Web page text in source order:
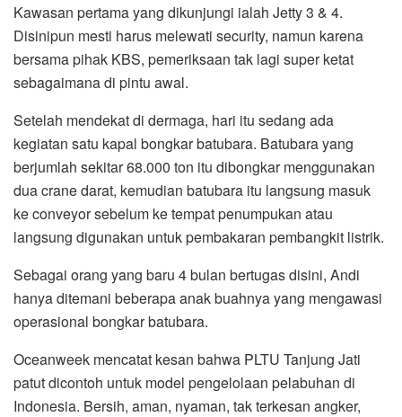
Kawasan pertama yang dikunjungi ialah Jetty 3 & 4.
Disinipun mesti harus melewati security, namun karena
bersama pihak KBS, pemeriksaan tak lagi super ketat
sebagaimana di pintu awal.
Setelah mendekat di dermaga, hari itu sedang ada
kegiatan satu kapal bongkar batubara. Batubara yang
berjumlah sekitar 68.000 ton itu dibongkar menggunakan
dua crane darat, kemudian batubara itu langsung masuk
ke conveyor sebelum ke tempat penumpukan atau
langsung digunakan untuk pembakaran pembangkit listrik.
Sebagai orang yang baru 4 bulan bertugas disini, Andi
hanya ditemani beberapa anak buahnya yang mengawasi
operasional bongkar batubara.
Oceanweek mencatat kesan bahwa PLTU Tanjung Jati
patut dicontoh untuk model pengelolaan pelabuhan di
Indonesia. Bersih, aman, nyaman, tak terkesan angker,